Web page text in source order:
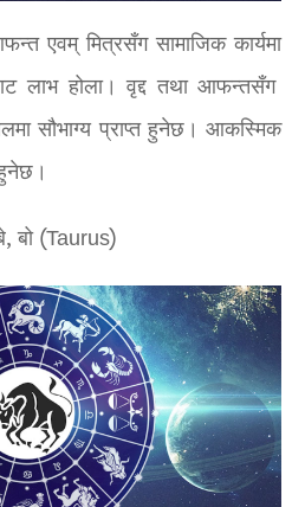
एवम् मित्रसँग सामाजिक कार्यमा
लाभ होला। वृद्द तथा आफन्तसँग
सौभाग्य प्राप्त हुनेछ। आकस्मिक
बो (Taurus)